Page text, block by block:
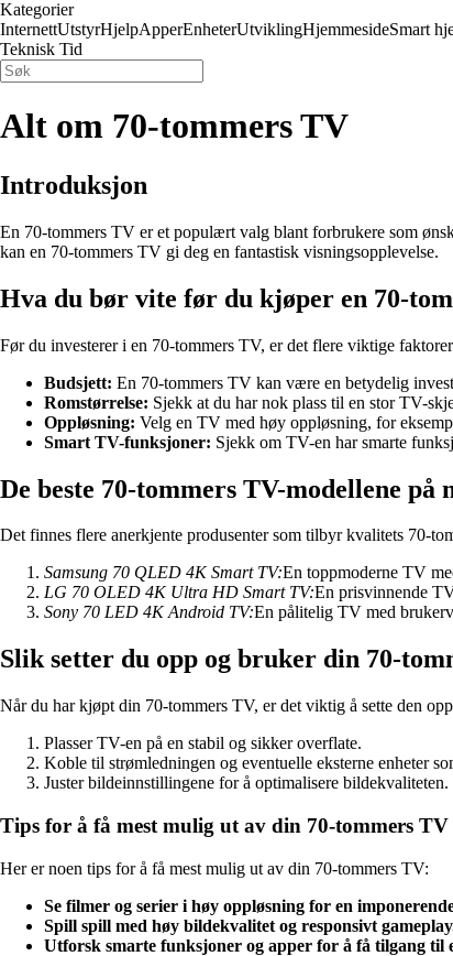
Kategorier
InternettUtstyrHjelpApperEnheterUtviklingHjemmesideSmart
Teknisk Tid
Alt om 70-tommers TV
Introduksjon
En 70-tommers TV er et populært valg blant forbrukere som
kan en 70-tommers TV gi deg en fantastisk visningsopplevelse.
Hva du bør vite før du kjøper en 70-
Før du investerer i en 70-tommers TV, er det flere viktige
Budsjett: En 70-tommers TV kan være en betydelig
Romstørrelse: Sjekk at du har nok plass til en stor TV-
Oppløsning: Velg en TV med høy oppløsning, for
Smart TV-funksjoner: Sjekk om TV-en har smarte
De beste 70-tommers TV-modellene på
Det finnes flere anerkjente produsenter som tilbyr kvalitets 70-
Samsung 70 QLED 4K Smart TV:En toppmoderne TV
LG 70 OLED 4K Ultra HD Smart TV:En prisvinnende
Sony 70 LED 4K Android TV:En pålitelig TV med
Slik setter du opp og bruker din 70-
Når du har kjøpt din 70-tommers TV, er det viktig å sette den
Plasser TV-en på en stabil og sikker overflate.
Koble til strømledningen og eventuelle eksterne enheter
Juster bildeinnstillingene for å optimalisere bildekvaliteten.
Tips for å få mest mulig ut av din 70-tommers TV
Her er noen tips for å få mest mulig ut av din 70-tommers TV:
Se filmer og serier i høy oppløsning for en
Spill spill med høy bildekvalitet og responsivt
Utforsk smarte funksjoner og apper for å få tilgang til